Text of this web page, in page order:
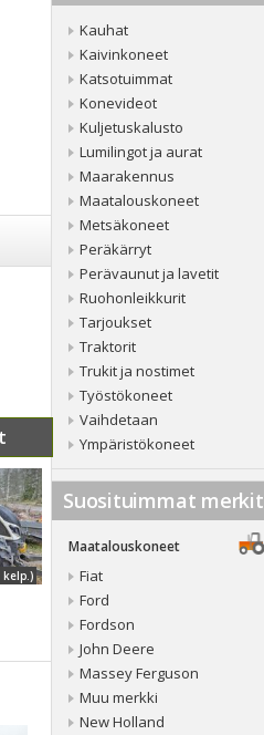
kelp.)
Kauhat
Kaivinkoneet
Katsotuimmat
Konevideot
Kuljetuskalusto
Lumilingot ja aurat
Maarakennus
Maatalouskoneet
Metsäkoneet
Peräkärryt
Perävaunut ja lavetit
Ruohonleikkurit
Tarjoukset
Traktorit
Trukit ja nostimet
Työstökoneet
Vaihdetaan
Ympäristökoneet
Suosituimmat merkit
Maatalouskoneet
Fiat
Ford
Fordson
John Deere
Massey Ferguson
Muu merkki
New Holland